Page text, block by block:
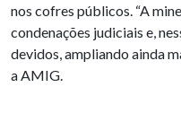
nos cofres públicos. “A
condenações judiciais e,
devidos, ampliando ainda
a AMIG.